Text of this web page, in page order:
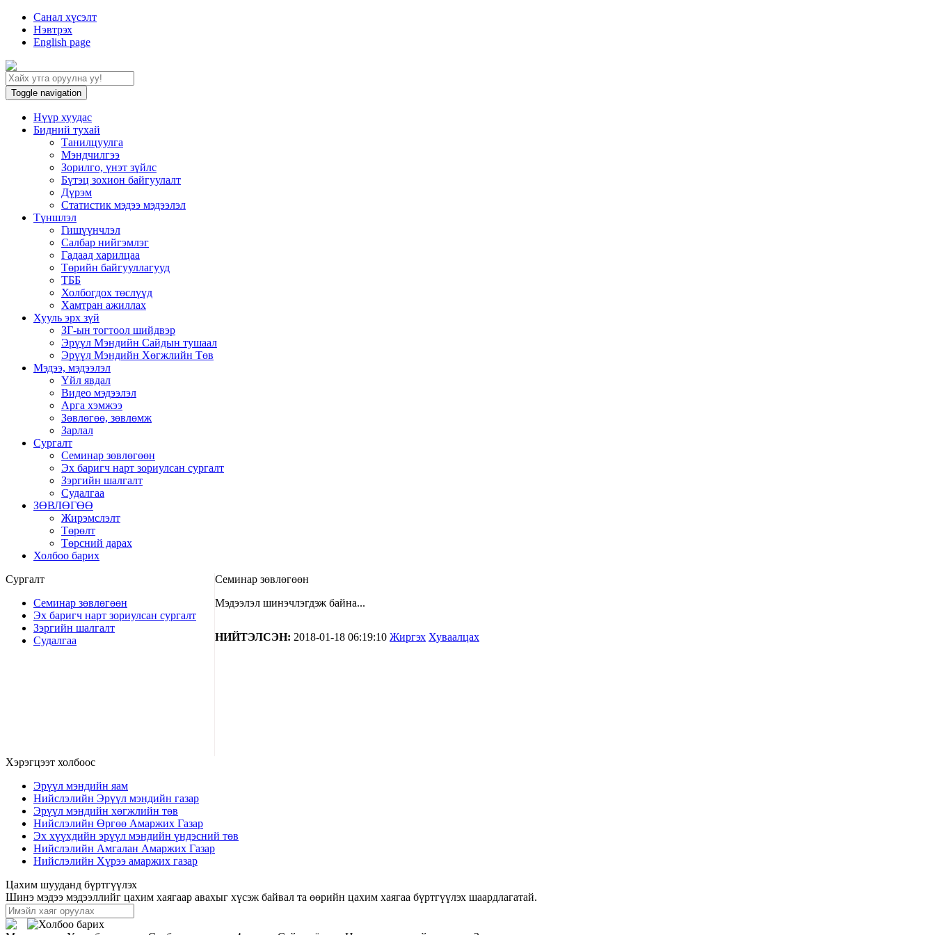
Санал хүсэлт
Нэвтрэх
English page
Toggle navigation
Нүүр хуудас
Бидний тухай
Танилцуулга
Мэндчилгээ
Зорилго, үнэт зүйлс
Бүтэц зохион байгуулалт
Дүрэм
Статистик мэдээ мэдээлэл
Түншлэл
Гишүүнчлэл
Салбар нийгэмлэг
Гадаад харилцаа
Төрийн байгууллагууд
ТББ
Холбогдох төслүүд
Хамтран ажиллах
Хууль эрх зүй
ЗГ-ын тогтоол шийдвэр
Эрүүл Мэндийн Сайдын тушаал
Эрүүл Мэндийн Хөгжлийн Төв
Мэдээ, мэдээлэл
Үйл явдал
Видео мэдээлэл
Арга хэмжээ
Зөвлөгөө, зөвлөмж
Зарлал
Сургалт
Семинар зөвлөгөөн
Эх баригч нарт зориулсан сургалт
Зэргийн шалгалт
Судалгаа
ЗӨВЛӨГӨӨ
Жирэмслэлт
Төрөлт
Төрсний дарах
Холбоо барих
Сургалт
Семинар зөвлөгөөн
Эх баригч нарт зориулсан сургалт
Зэргийн шалгалт
Судалгаа
Семинар зөвлөгөөн
Мэдээлэл шинэчлэгдэж байна...
НИЙТЭЛСЭН: 2018-01-18 06:19:10 Жиргэх Хуваалцах
Хэрэгцээт холбоос
Эрүүл мэндийн яам
Нийслэлийн Эрүүл мэндийн газар
Эрүүл мэндийн хөгжлийн төв
Нийслэлийн Өргөө Амаржих Газар
Эх хүүхдийн эрүүл мэндийн үндэсний төв
Нийслэлийн Амгалан Амаржих Газар
Нийслэлийн Хүрээ амаржих газар
Цахим шууданд бүртгүүлэх
Шинэ мэдээ мэдээллийг цахим хаягаар авахыг хүсэж байвал та өөрийн цахим хаягаа бүртгүүлэх шаардлагатай.
Холбоо барих